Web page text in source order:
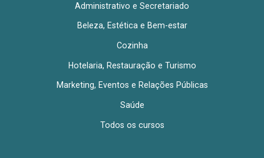
Administrativo e Secretariado
Beleza, Estética e Bem-estar
Cozinha
Hotelaria, Restauração e Turismo
Marketing, Eventos e Relações Públicas
Saúde
Todos os cursos